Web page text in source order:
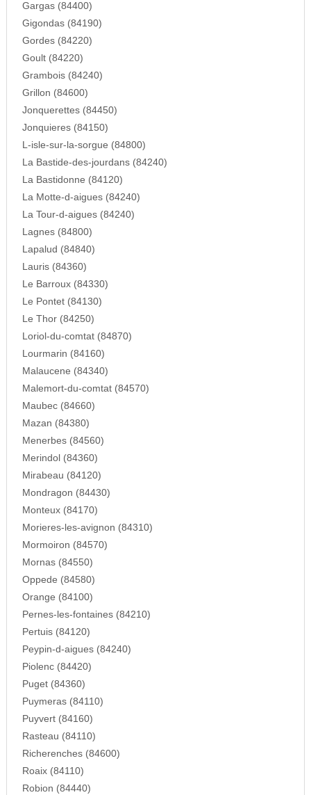
Gargas (84400)
Gigondas (84190)
Gordes (84220)
Goult (84220)
Grambois (84240)
Grillon (84600)
Jonquerettes (84450)
Jonquieres (84150)
L-isle-sur-la-sorgue (84800)
La Bastide-des-jourdans (84240)
La Bastidonne (84120)
La Motte-d-aigues (84240)
La Tour-d-aigues (84240)
Lagnes (84800)
Lapalud (84840)
Lauris (84360)
Le Barroux (84330)
Le Pontet (84130)
Le Thor (84250)
Loriol-du-comtat (84870)
Lourmarin (84160)
Malaucene (84340)
Malemort-du-comtat (84570)
Maubec (84660)
Mazan (84380)
Menerbes (84560)
Merindol (84360)
Mirabeau (84120)
Mondragon (84430)
Monteux (84170)
Morieres-les-avignon (84310)
Mormoiron (84570)
Mornas (84550)
Oppede (84580)
Orange (84100)
Pernes-les-fontaines (84210)
Pertuis (84120)
Peypin-d-aigues (84240)
Piolenc (84420)
Puget (84360)
Puymeras (84110)
Puyvert (84160)
Rasteau (84110)
Richerenches (84600)
Roaix (84110)
Robion (84440)